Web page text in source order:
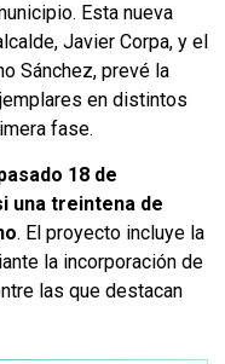
Esta nueva
Javier Corpa, y el
Sánchez, prevé la
en distintos
fase.
18 de
una treintena de
. El proyecto incluye la
la incorporación de
las que destacan